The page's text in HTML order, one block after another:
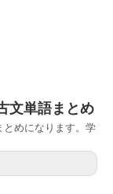
文単語まとめ
とめになります。学